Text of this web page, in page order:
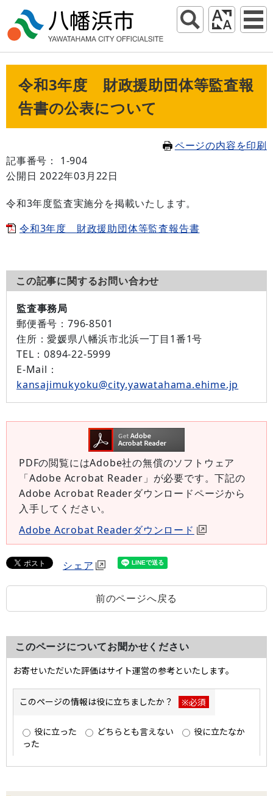
令和3年度 財政援助団体等監査報
告書の公表について
ページの内容を印刷
記事番号： 1-904
公開日 2022年03月22日
令和3年度監査実施分を掲載いたします。
令和3年度 財政援助団体等監査報告書
この記事に関するお問い合わせ
監査事務局
郵便番号： 796-8501
住所：愛媛県八幡浜市北浜一丁目1番1号
TEL：0894-22-5999
E-Mail：
kansajimukyoku@city.yawatahama.ehime.jp
PDFの閲覧にはAdobe社の無償のソフトウェア
「Adobe Acrobat Reader」が必要です。下記の
Adobe Acrobat Readerダウンロードページから
入手してください。
Adobe Acrobat Readerダウンロード
シェア
前のページへ戻る
このページについてお聞かせください